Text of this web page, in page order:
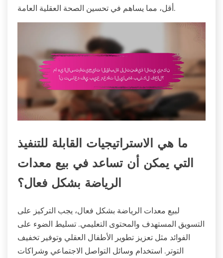
أقل، مما يساهم في تحسين الصحة العقلية العامة.
ما هي الاستراتيجيات القابلة للتنفيذ
التي يمكن أن تساعد في بيع معدات
الرياضة بشكل فعال؟
لبيع معدات الرياضة بشكل فعال، يجب التركيز على
التسويق المستهدف والمحتوى التعليمي. تسليط الضوء على
الفوائد مثل تعزيز تطوير الأطفال العقلي وتوفير تخفيف
التوتر. استخدام وسائل التواصل الاجتماعي وشراكات